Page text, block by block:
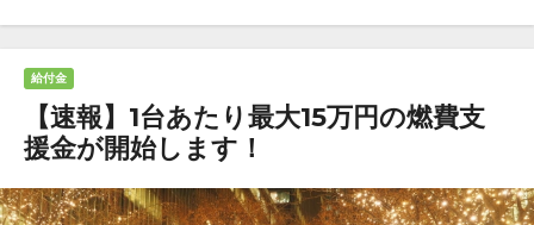
給付金
【速報】1台あたり最大15万円の燃費支
援金が開始します！